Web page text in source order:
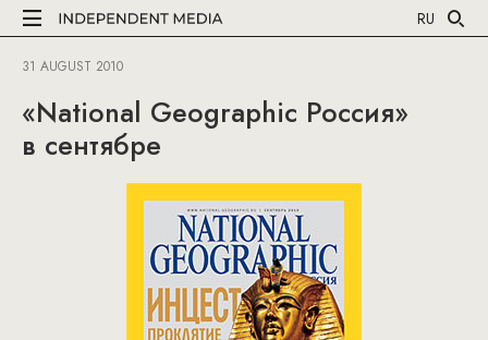
RU
31 AUGUST 2010
«National Geographic Россия»
в сентябре